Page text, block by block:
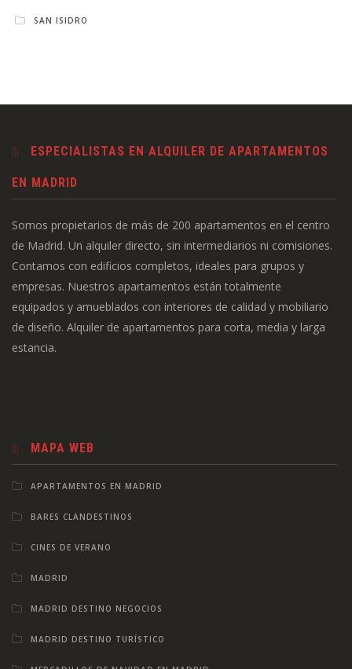
SAN ISIDRO
ESPECIALISTAS EN ALQUILER DE APARTAMENTOS
EN MADRID
Somos propietarios de más de 200 apartamentos en el centro
de Madrid. Un alquiler directo, sin intermediarios ni comisiones.
Contamos con edificios completos, ideales para grupos y
empresas. Nuestros apartamentos están totalmente
equipados y amueblados con interiores de calidad y mobiliario
de diseño. Alquiler de apartamentos para corta, media y larga
estancia.
MAPA WEB
APARTAMENTOS EN MADRID
BARES CLANDESTINOS
CINES DE VERANO
MADRID
MADRID DESTINO NEGOCIOS
MADRID DESTINO TURÍSTICO